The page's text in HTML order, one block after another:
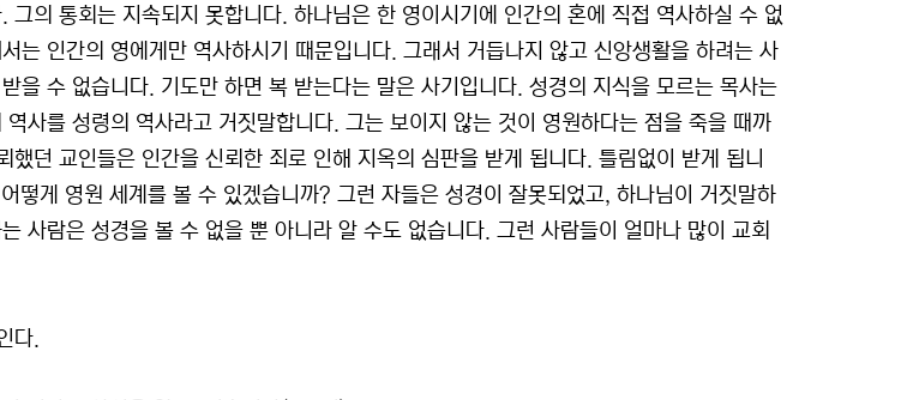
그의 통회는 지속되지 못합니다. 하나님은 한 영이시기에 인간의 혼에 직접 역사하실 수 없
는 인간의 영에게만 역사하시기 때문입니다. 그래서 거듭나지 않고 신앙생활을 하려는 사
을 수 없습니다. 기도만 하면 복 받는다는 말은 사기입니다. 성경의 지식을 모르는 목사는
사를 성령의 역사라고 거짓말합니다. 그는 보이지 않는 것이 영원하다는 점을 죽을 때까
했던 교인들은 인간을 신뢰한 죄로 인해 지옥의 심판을 받게 됩니다. 틀림없이 받게 됩니
떻게 영원 세계를 볼 수 있겠습니까? 그런 자들은 성경이 잘못되었고, 하나님이 거짓말하
사람은 성경을 볼 수 없을 뿐 아니라 알 수도 없습니다. 그런 사람들이 얼마나 많이 교회
다.